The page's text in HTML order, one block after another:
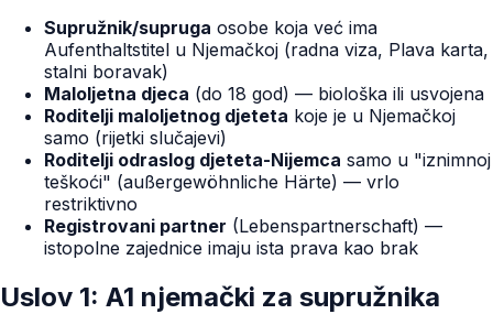
Supružnik/supruga osobe koja već ima
Aufenthaltstitel u Njemačkoj (radna viza, Plava karta,
stalni boravak)
Maloljetna djeca (do 18 god) — biološka ili usvojena
Roditelji maloljetnog djeteta koje je u Njemačkoj
samo (rijetki slučajevi)
Roditelji odraslog djeteta-Nijemca samo u "iznimnoj
teškoći" (außergewöhnliche Härte) — vrlo
restriktivno
Registrovani partner (Lebenspartnerschaft) —
istopolne zajednice imaju ista prava kao brak
Uslov 1: A1 njemački za supružnika